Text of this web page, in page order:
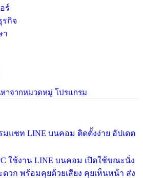
ร์
รกิจ
า
าจากหมวดหมู่ โปรแกรม
มแชท LINE บนคอม ติดตั้งง่าย อัปเดต
ใช้งาน LINE บนคอม เปิดใช้ขณะนั่ง
วก พร้อมคุยด้วยเสียง คุยเห็นหน้า ส่ง